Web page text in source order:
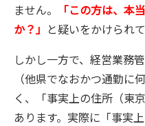
ません。
「この方は、本
か？」 と疑いをかけられ
しかし一方で、経営業務
（他県でなおかつ通勤に
く、「事実上の住所（東
あります。実際に「事実